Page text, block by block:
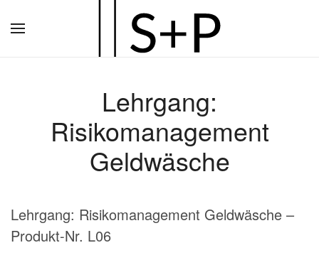
Hauptinhalt
Lehrgang:
Risikomanagement
Geldwäsche
Lehrgang: Risikomanagement Geldwäsche –
Produkt-Nr. L06